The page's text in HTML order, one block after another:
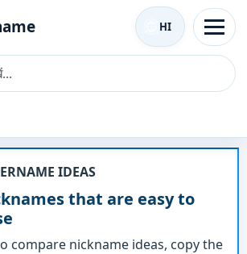
HI
IDEAS
that are easy to
compare nickname ideas, copy the